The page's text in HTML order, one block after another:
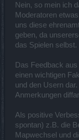
Nein, so mein ich
Moderatoren
uns diese
geben, da
das Spielen selbst.
Das Feedback
einen wichtigen
und den Usern
Anmerkungen
Als positive
spontan) z.B. die
Mapwechsel und